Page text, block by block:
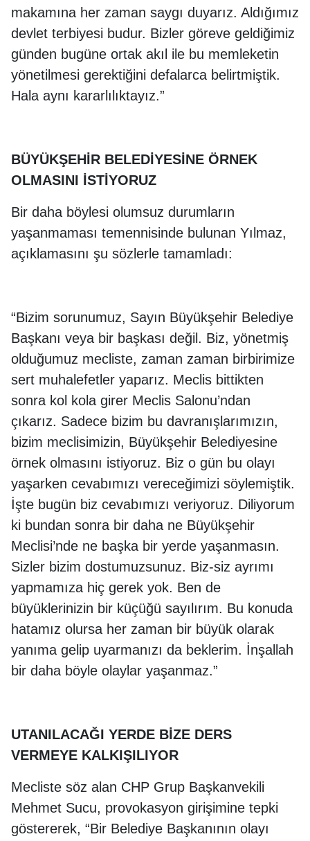
makamına her zaman saygı duyarız. Aldığımız
devlet terbiyesi budur. Bizler göreve geldiğimiz
günden bugüne ortak akıl ile bu memleketin
yönetilmesi gerektiğini defalarca belirtmiştik.
Hala aynı kararlılıktayız.”
BÜYÜKŞEHİR BELEDİYESİNE ÖRNEK
OLMASINI İSTİYORUZ
Bir daha böylesi olumsuz durumların
yaşanmaması temennisinde bulunan Yılmaz,
açıklamasını şu sözlerle tamamladı:
“Bizim sorunumuz, Sayın Büyükşehir Belediye
Başkanı veya bir başkası değil. Biz, yönetmiş
olduğumuz mecliste, zaman zaman birbirimize
sert muhalefetler yaparız. Meclis bittikten
sonra kol kola girer Meclis Salonu’ndan
çıkarız. Sadece bizim bu davranışlarımızın,
bizim meclisimizin, Büyükşehir Belediyesine
örnek olmasını istiyoruz. Biz o gün bu olayı
yaşarken cevabımızı vereceğimizi söylemiştik.
İşte bugün biz cevabımızı veriyoruz. Diliyorum
ki bundan sonra bir daha ne Büyükşehir
Meclisi’nde ne başka bir yerde yaşanmasın.
Sizler bizim dostumuzsunuz. Biz-siz ayrımı
yapmamıza hiç gerek yok. Ben de
büyüklerinizin bir küçüğü sayılırım. Bu konuda
hatamız olursa her zaman bir büyük olarak
yanıma gelip uyarmanızı da beklerim. İnşallah
bir daha böyle olaylar yaşanmaz.”
UTANILACAĞI YERDE BİZE DERS
VERMEYE KALKIŞILIYOR
Mecliste söz alan CHP Grup Başkanvekili
Mehmet Sucu, provokasyon girişimine tepki
göstererek, “Bir Belediye Başkanının olayı